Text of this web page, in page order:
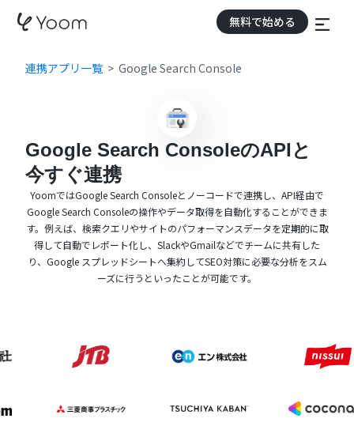
無料で始める
連携アプリ一覧 Google Search Console
Google Search ConsoleのAPIと
今すぐ連携
YoomではGoogle Search Consoleとノーコードで連携し、API経由で
Google Search Consoleの操作やデータ取得を自動化することができま
す。例えば、検索クエリやサイトのパフォーマンスデータを定期的に取
得して自動でレポート化し、SlackやGmailなどでチームに共有した
り、Google スプレッドシートへ集約してSEO対策に必要な分析をスム
ーズに行うといったことが可能です。